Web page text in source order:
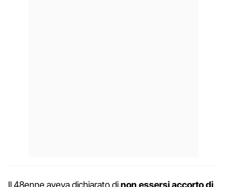
Il 48enne aveva dichiarato dinon essersi accorto di